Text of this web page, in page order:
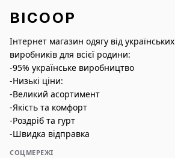
BICOOP
Інтернет магазин одягу від українських
виробників для всієї родини:
-95% українське виробництво
-Низькі ціни:
-Великий асортимент
-Якість та комфорт
-Роздріб та гурт
-Швидка відправка
СОЦМЕРЕЖІ